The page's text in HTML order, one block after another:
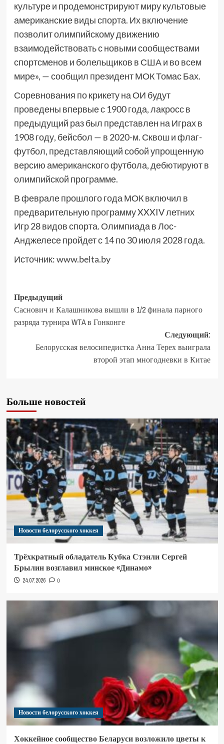
культуре и продемонстрируют миру культовые
американские виды спорта. Их включение
позволит олимпийскому движению
взаимодействовать с новыми сообществами
спортсменов и болельщиков в США и во всем
мире», — сообщил президент МОК Томас Бах.
Соревнования по крикету на ОИ будут
проведены впервые с 1900 года, лакросс в
предыдущий раз был представлен на Играх в
1908 году, бейсбол — в 2020-м. Сквош и флаг-
футбол, представляющий собой упрощенную
версию американского футбола, дебютируют в
олимпийской программе.
В феврале прошлого года МОК включил в
предварительную программу XXXIV летних
Игр 28 видов спорта. Олимпиада в Лос-
Анджелесе пройдет с 14 по 30 июля 2028 года.
Источник:www.belta.by
Предыдущий
Саснович и Калашникова вышли в 1/2 финала парного
разряда турнира WTA в Гонконге
Следующий:
Белорусская велосипедистка Анна Терех выиграла
второй этап многодневки в Китае
Больше новостей
Новости белорусского хоккея
Трёхкратный обладатель Кубка Стэнли Сергей
Брылин возглавил минское «Динамо»
24.07.2026 0
Новости белорусского хоккея
Хоккейное сообщество Беларуси возложило цветы к